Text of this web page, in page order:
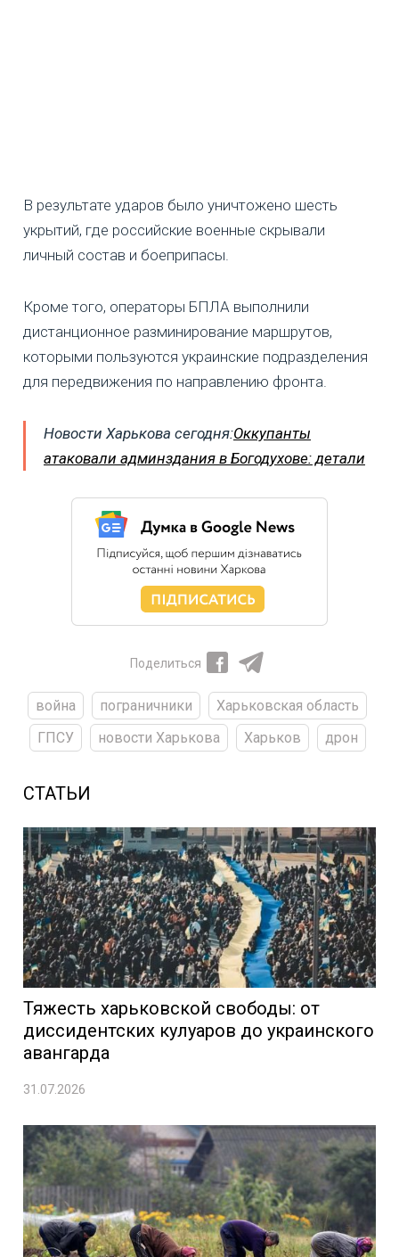
В результате ударов было уничтожено шесть
укрытий, где российские военные скрывали
личный состав и боеприпасы.
Кроме того, операторы БПЛА выполнили
дистанционное разминирование маршрутов,
которыми пользуются украинские подразделения
для передвижения по направлению фронта.
Новости Харькова сегодня:Оккупанты
атаковали админздания в Богодухове: детали
Поделиться
война пограничники
Харьковская область
ГПСУ
новости Харькова Харьков дрон
СТАТЬИ
Тяжесть харьковской свободы: от
диссидентских кулуаров до украинского
авангарда
31.07.2026